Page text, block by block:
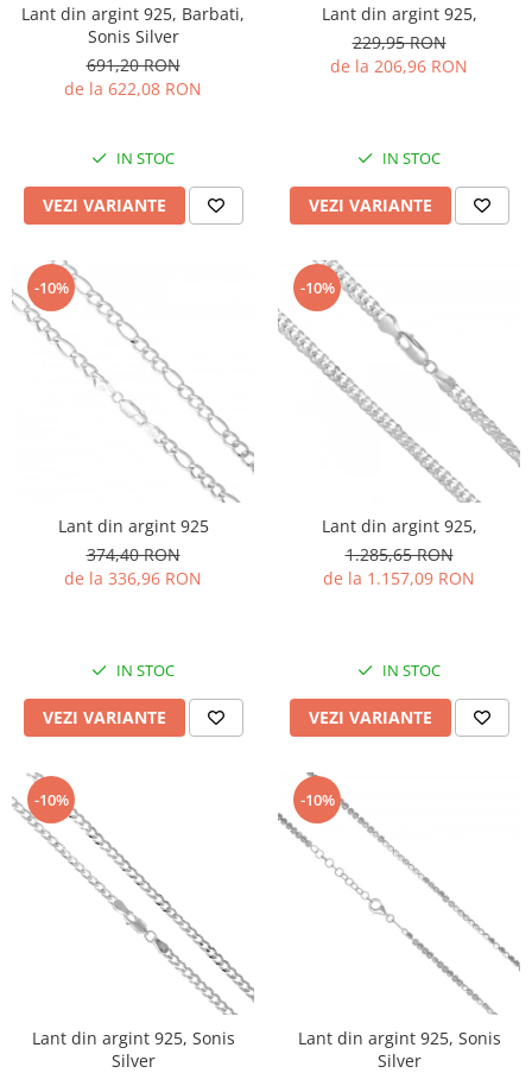
Lant din argint 925, Barbati,
Sonis Silver
691,20 RON
de la 622,08 RON
IN STOC
VEZI VARIANTE
Lant din argint 925,
229,95 RON
de la 206,96 RON
IN STOC
VEZI VARIANTE
-10%
Lant din argint 925
374,40 RON
de la 336,96 RON
IN STOC
VEZI VARIANTE
-10%
Lant din argint 925,
1.285,65 RON
de la 1.157,09 RON
IN STOC
VEZI VARIANTE
-10%
Lant din argint 925, Sonis
Silver
-10%
Lant din argint 925, Sonis
Silver